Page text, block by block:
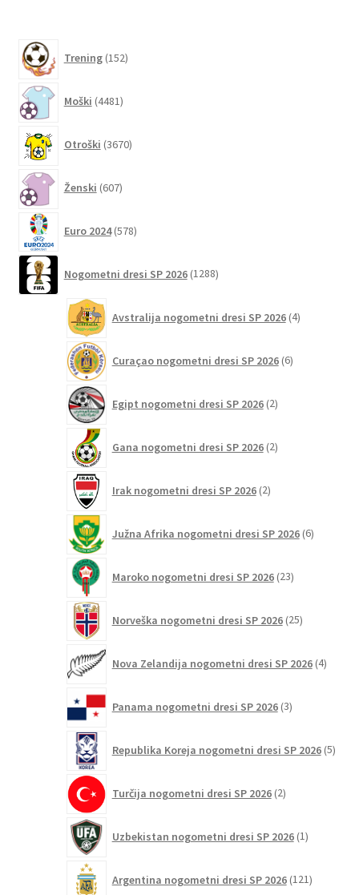
Trening 152izdelkov
Moški 4481izdelkov
Otroški 3670izdelkov
Ženski 607izdelkov
Euro 2024 578izdelkov
Nogometni dresi SP 2026 1288izdelkov
Avstralija nogometni dresi SP 2026 4izdelki
Curaçao nogometni dresi SP 2026 6izdelkov
Egipt nogometni dresi SP 2026 2izdelka
Gana nogometni dresi SP 2026 2izdelka
Irak nogometni dresi SP 2026 2izdelka
Južna Afrika nogometni dresi SP 2026 6izdelkov
Maroko nogometni dresi SP 2026 23izdelkov
Norveška nogometni dresi SP 2026 25izdelkov
Nova Zelandija nogometni dresi SP 2026 4izdelki
Panama nogometni dresi SP 2026 3izdelki
Republika Koreja nogometni dresi SP 2026 5
Turčija nogometni dresi SP 2026 2izdelka
Uzbekistan nogometni dresi SP 2026 1izdelek
Argentina nogometni dresi SP 2026 121izdelkov